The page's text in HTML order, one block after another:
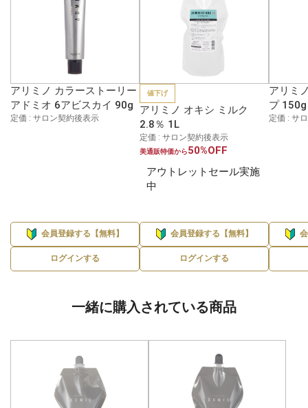
アリミノ カラーストーリー
アドミオ 6アビスカイ 90g
定価 : サロン契約後表示
会員登録する【無料】
ログインする
値下げ
アリミノ オキシ ミルク
2.8％ 1L
定価 : サロン契約後表示
美通販特価から50%OFF
アウトレットセール実施
中
会員登録する【無料】
ログインする
アリミ
プ 150g
定価 : サ
一緒に購入されている商品